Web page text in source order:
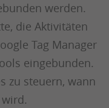
werden.
die Aktivitäten
Tag Manager
eingebunden.
zu steuern, wann